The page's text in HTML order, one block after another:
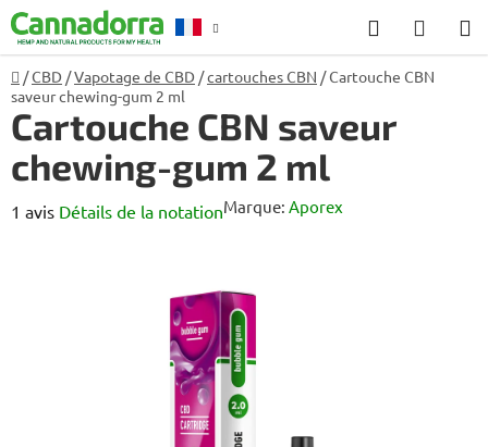
Aller
au
contenu
Recherche
Accueil
/CBD /Vapotage de CBD /cartouches CBN /Cartouche CBN
saveur chewing-gum 2 ml
Cartouche CBN saveur
chewing-gum 2 ml
L'évaluation
1 avis Détails de la notationMarque: Aporex